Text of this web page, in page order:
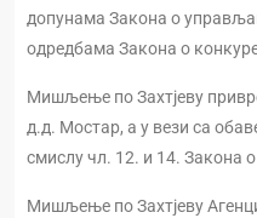
допунама Закона о
одредбама Закона о
Мишљење по Захтјеву
д.д. Мостар, а у вези са
смислу чл. 12. и 14. Закона о
Мишљење по Захтјеву